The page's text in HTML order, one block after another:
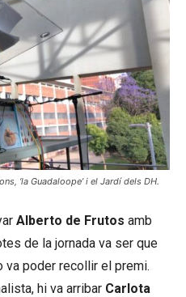
‘la Guadaloope’ i el Jardí dels DH.
Alberto de Frutos amb
de la jornada va ser que
va poder recollir el premi.
hi va arribar Carlota